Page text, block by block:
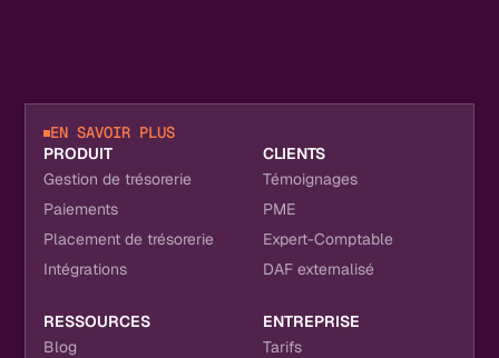
EN SAVOIR PLUS
PRODUIT
Gestion de trésorerie
Paiements
Placement de trésorerie
Intégrations
CLIENTS
Témoignages
PME
Expert-Comptable
DAF externalisé
RESSOURCES
Blog
ENTREPRISE
Tarifs